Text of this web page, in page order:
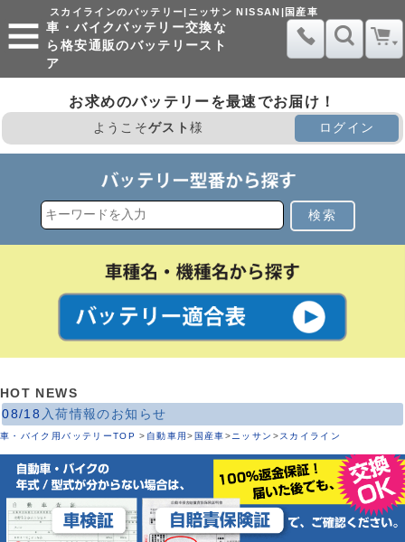
スカイラインのバッテリー|ニッサン NISSAN|国産車
車・バイクバッテリー交換な
ら格安通販のバッテリースト
ア
お求めのバッテリーを最速でお届け！
ようこそゲスト様 ログイン
検索
HOT NEWS
08/18 入荷情報のお知らせ
車・バイク用バッテリーTOP > 自動車用> 国産車>ニッサン >スカイライン